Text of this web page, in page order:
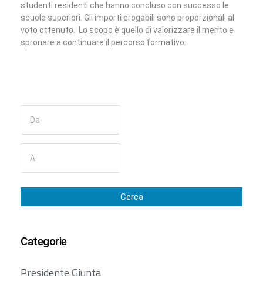
studenti residenti che hanno concluso con successo le
scuole superiori. Gli importi erogabili sono proporzionali al
voto ottenuto. Lo scopo è quello di valorizzare il merito e
spronare a continuare il percorso formativo.
Cerca
Categorie
Presidente Giunta